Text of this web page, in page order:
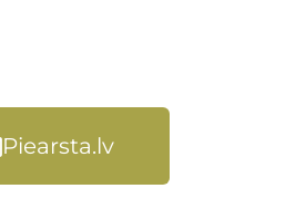
Piearsta.lv